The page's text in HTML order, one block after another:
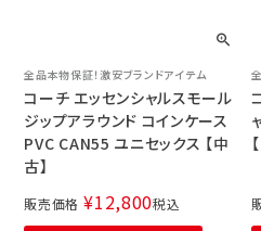
全品本物保証！激安ブランドアイテム
コーチ エッセンシャルスモール
ジップアラウンド コインケース
PVC CAN55 ユニセックス 【中
古】
販売価格 ¥12,800税込